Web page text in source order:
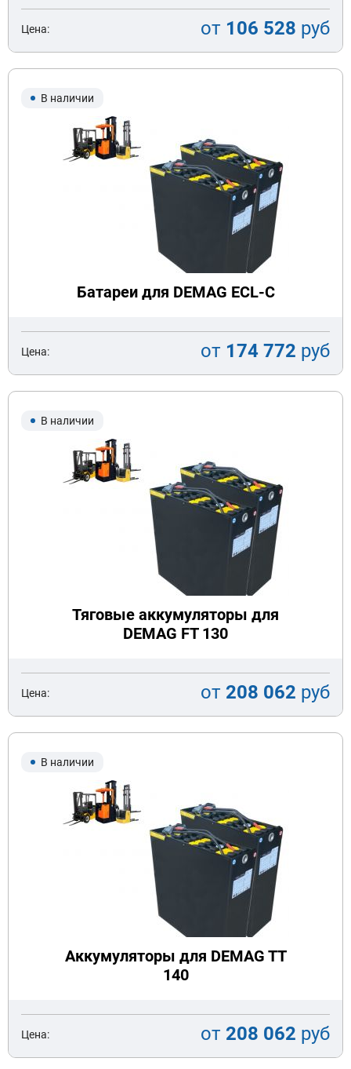
Цена: от 106 528 руб
В наличии
Батареи для DEMAG ECL-C
Цена: от 174 772 руб
В наличии
Тяговые аккумуляторы для
DEMAG FT 130
Цена: от 208 062 руб
В наличии
Аккумуляторы для DEMAG TT
140
Цена: от 208 062 руб